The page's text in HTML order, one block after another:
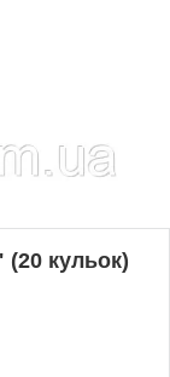
кульок)